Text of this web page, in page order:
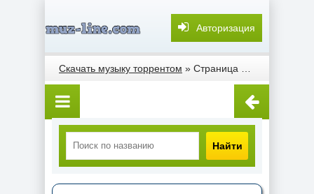
Авторизация
Скачать музыку торрентом » Страница 4541
Найти